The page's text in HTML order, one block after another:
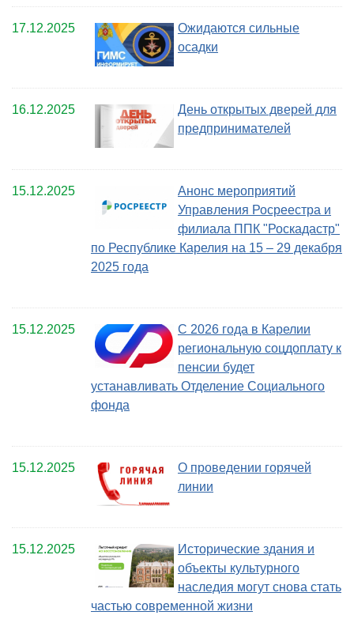
17.12.2025
Ожидаются сильные
осадки
16.12.2025
День открытых дверей для
предпринимателей
15.12.2025
Анонс мероприятий
Управления Росреестра и
филиала ППК "Роскадастр"
по Республике Карелия на 15 – 29 декабря
2025 года
15.12.2025
С 2026 года в Карелии
региональную соцдоплату к
пенсии будет
устанавливать Отделение Социального
фонда
15.12.2025
О проведении горячей
линии
15.12.2025
Исторические здания и
объекты культурного
наследия могут снова стать
частью современной жизни